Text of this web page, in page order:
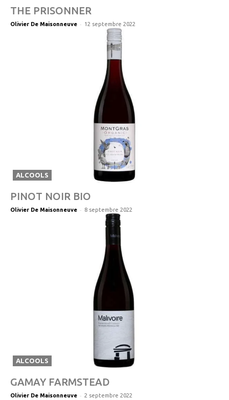
THE PRISONNER
Olivier De Maisonneuve - 12 septembre 2022
ALCOOLS
PINOT NOIR BIO
Olivier De Maisonneuve - 8 septembre 2022
ALCOOLS
GAMAY FARMSTEAD
Olivier De Maisonneuve - 2 septembre 2022